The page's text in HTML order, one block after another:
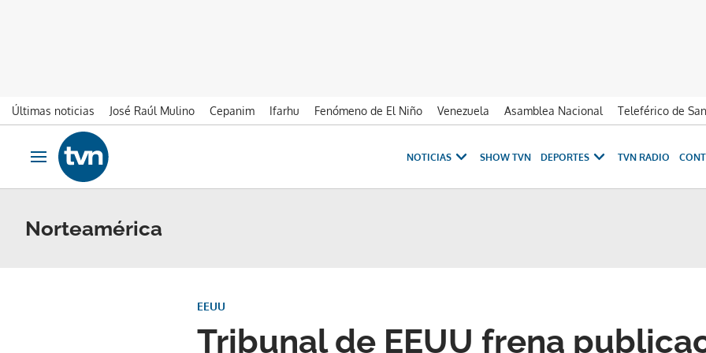
Últimas noticias José Raúl Mulino Cepanim Ifarhu Fenómeno de El Niño Venezuela Asamblea Nacional Teleférico de
Ir al contenido
Obrir navegació
NOTICIAS SHOW TVN DEPORTES TVN RADIO
Norteamérica
Tribunal de EEUU frena
EEUU